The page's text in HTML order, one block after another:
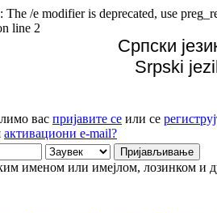
The /e modifier is deprecated, use
line 2
Српски
Srpski
вас пријавите се или се
активациони e-mail?
именом или имејлом, лозинком и